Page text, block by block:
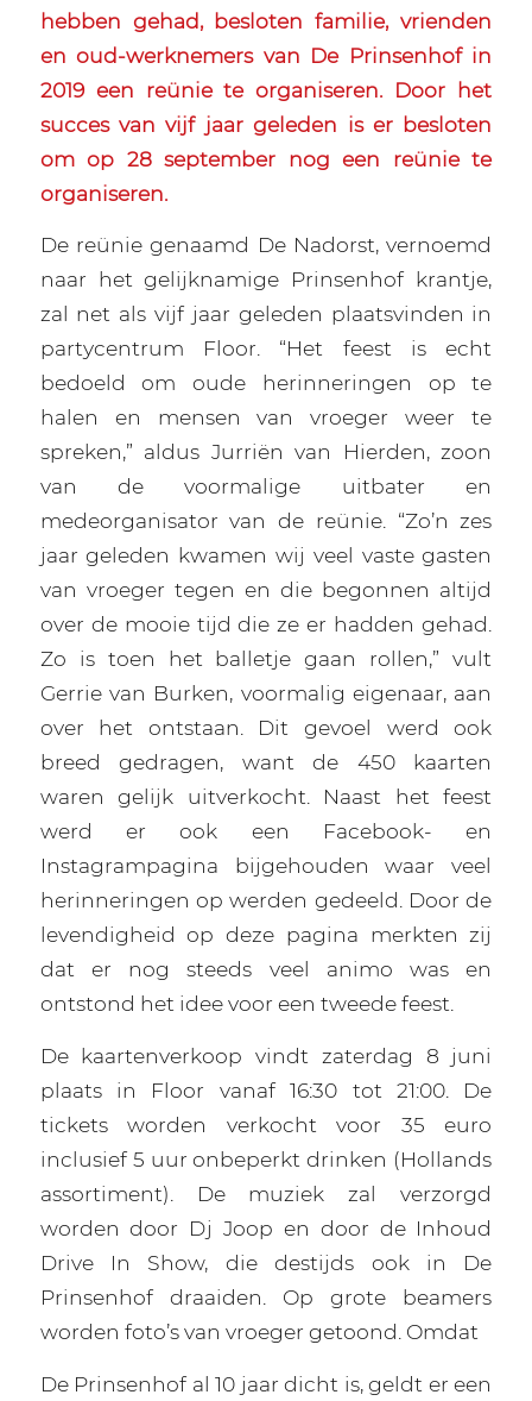
hebben gehad, besloten familie, vrienden
en oud-werknemers van De Prinsenhof in
2019 een reünie te organiseren. Door het
succes van vijf jaar geleden is er besloten
om op 28 september nog een reünie te
organiseren.
De reünie genaamd De Nadorst, vernoemd
naar het gelijknamige Prinsenhof krantje,
zal net als vijf jaar geleden plaatsvinden in
partycentrum Floor. “Het feest is echt
bedoeld om oude herinneringen op te
halen en mensen van vroeger weer te
spreken,” aldus Jurriën van Hierden, zoon
van de voormalige uitbater en
medeorganisator van de reünie. “Zo’n zes
jaar geleden kwamen wij veel vaste gasten
van vroeger tegen en die begonnen altijd
over de mooie tijd die ze er hadden gehad.
Zo is toen het balletje gaan rollen,” vult
Gerrie van Burken, voormalig eigenaar, aan
over het ontstaan. Dit gevoel werd ook
breed gedragen, want de 450 kaarten
waren gelijk uitverkocht. Naast het feest
werd er ook een Facebook- en
Instagrampagina bijgehouden waar veel
herinneringen op werden gedeeld. Door de
levendigheid op deze pagina merkten zij
dat er nog steeds veel animo was en
ontstond het idee voor een tweede feest.
De kaartenverkoop vindt zaterdag 8 juni
plaats in Floor vanaf 16:30 tot 21:00. De
tickets worden verkocht voor 35 euro
inclusief 5 uur onbeperkt drinken (Hollands
assortiment). De muziek zal verzorgd
worden door Dj Joop en door de Inhoud
Drive In Show, die destijds ook in De
Prinsenhof draaiden. Op grote beamers
worden foto’s van vroeger getoond. Omdat
De Prinsenhof al 10 jaar dicht is, geldt er een